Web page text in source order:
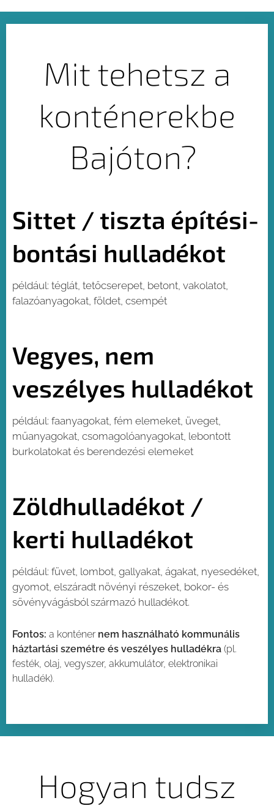
Mit tehetsz a
konténerekbe
Bajóton?
Sittet / tiszta építési-
bontási hulladékot
például: téglát, tetőcserepet, betont, vakolatot,
falazóanyagokat, földet, csempét
Vegyes, nem
veszélyes hulladékot
például: faanyagokat, fém elemeket, üveget,
műanyagokat, csomagolóanyagokat, lebontott
burkolatokat és berendezési elemeket
Zöldhulladékot /
kerti hulladékot
például: füvet, lombot, gallyakat, ágakat, nyesedéket,
gyomot, elszáradt növényi részeket, bokor- és
sövényvágásból származó hulladékot.
Fontos: a konténer nem használható kommunális
háztartási szemétre és veszélyes hulladékra (pl.
festék, olaj, vegyszer, akkumulátor, elektronikai
hulladék).
Hogyan tudsz